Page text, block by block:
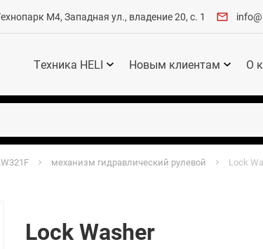
М4, Западная ул., владение 20, с. 1
Техника HELI Новым клиентам О
механизм гидравлический рулевой Lock
Lock Washer